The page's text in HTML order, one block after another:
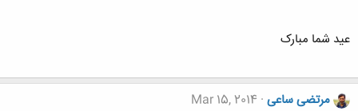
عید شما مبارک
مرتضی ساعی Mar 15, 2014